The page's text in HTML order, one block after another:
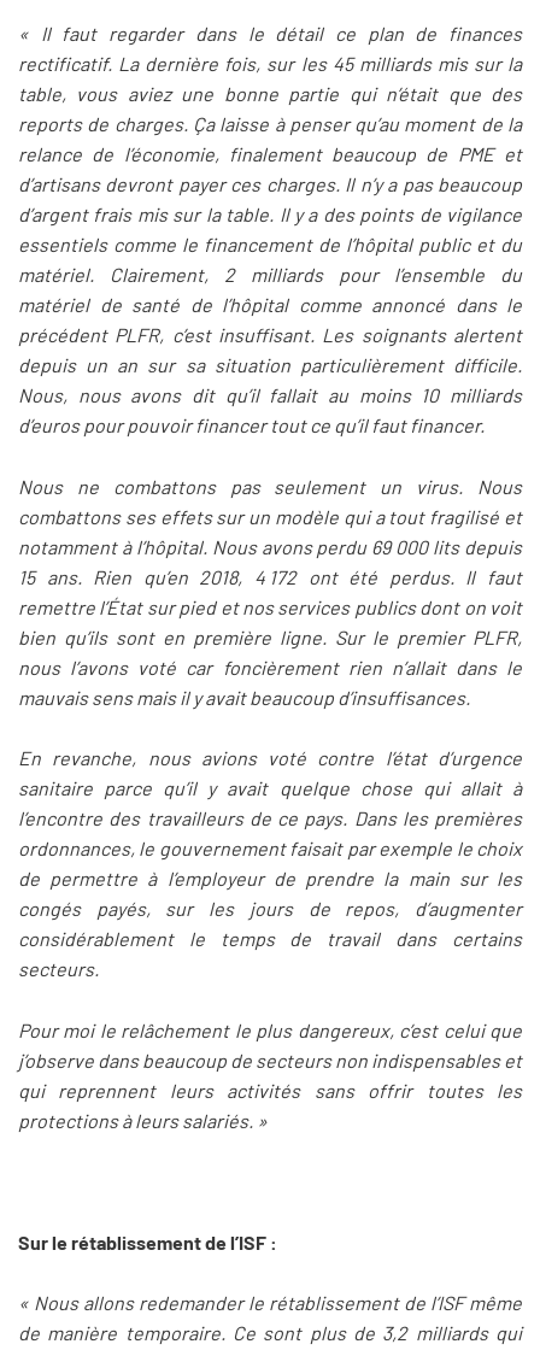
« Il faut regarder dans le détail ce plan de finances
rectificatif. La dernière fois, sur les 45 milliards mis sur la
table, vous aviez une bonne partie qui n’était que des
reports de charges. Ça laisse à penser qu’au moment de la
relance de l’économie, finalement beaucoup de PME et
d’artisans devront payer ces charges. Il n’y a pas beaucoup
d’argent frais mis sur la table. Il y a des points de vigilance
essentiels comme le financement de l’hôpital public et du
matériel. Clairement, 2 milliards pour l’ensemble du
matériel de santé de l’hôpital comme annoncé dans le
précédent PLFR, c’est insuffisant. Les soignants alertent
depuis un an sur sa situation particulièrement difficile.
Nous, nous avons dit qu’il fallait au moins 10 milliards
d’euros pour pouvoir financer tout ce qu’il faut financer.
Nous ne combattons pas seulement un virus. Nous
combattons ses effets sur un modèle qui a tout fragilisé et
notamment à l’hôpital. Nous avons perdu 69 000 lits depuis
15 ans. Rien qu’en 2018, 4 172 ont été perdus. Il faut
remettre l’État sur pied et nos services publics dont on voit
bien qu’ils sont en première ligne. Sur le premier PLFR,
nous l’avons voté car foncièrement rien n’allait dans le
mauvais sens mais il y avait beaucoup d’insuffisances.
En revanche, nous avions voté contre l’état d’urgence
sanitaire parce qu’il y avait quelque chose qui allait à
l’encontre des travailleurs de ce pays. Dans les premières
ordonnances, le gouvernement faisait par exemple le choix
de permettre à l’employeur de prendre la main sur les
congés payés, sur les jours de repos, d’augmenter
considérablement le temps de travail dans certains
secteurs.
Pour moi le relâchement le plus dangereux, c’est celui que
j’observe dans beaucoup de secteurs non indispensables et
qui reprennent leurs activités sans offrir toutes les
protections à leurs salariés. »
Sur le rétablissement de l’ISF :
« Nous allons redemander le rétablissement de l’ISF même
de manière temporaire. Ce sont plus de 3,2 milliards qui